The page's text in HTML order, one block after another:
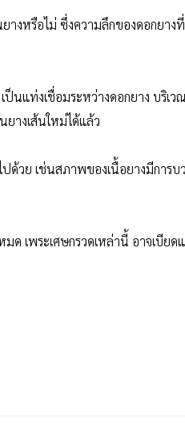
งหรือไม่ ซึ่งความลึกของดอกยาง
แท่งเชื่อมระหว่างดอกยาง บริเว
างเส้นใหม่ได้แล้ว
วย เช่นสภาพของเนื้อยางมีการบ
ด เพระเศษกรวดเหล่านี้ อาจเบีย